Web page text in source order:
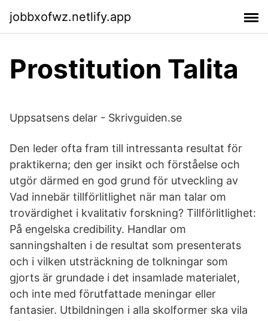
jobbxofwz.netlify.app
Prostitution Talita
Uppsatsens delar - Skrivguiden.se
Den leder ofta fram till intressanta resultat för
praktikerna; den ger insikt och förståelse och
utgör därmed en god grund för utveckling av
Vad innebär tillförlitlighet när man talar om
trovärdighet i kvalitativ forskning? Tillförlitlighet:
På engelska credibility. Handlar om
sanningshalten i de resultat som presenterats
och i vilken utsträckning de tolkningar som
gjorts är grundade i det insamlade materialet,
och inte med förutfattade meningar eller
fantasier. Utbildningen i alla skolformer ska vila